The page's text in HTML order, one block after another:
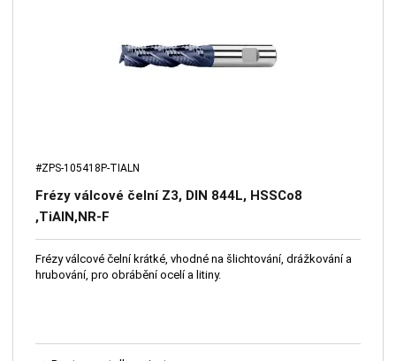
#ZPS-105418P-TIALN
Frézy válcové čelní Z3, DIN 844L, HSSCo8
,TiAlN,NR-F
Frézy válcové čelní krátké, vhodné na šlichtování, drážkování a
hrubování, pro obrábění ocelí a litiny.